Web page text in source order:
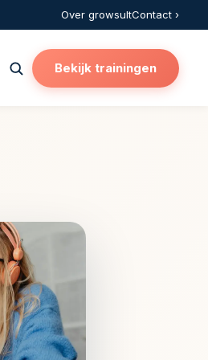
Over growsultContact ›
Bekijk trainingen